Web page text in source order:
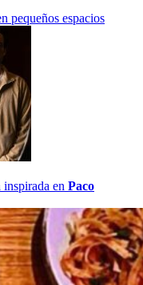
pequeños espacios
en Paco